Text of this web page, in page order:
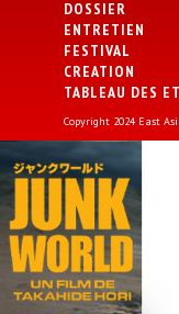
DOSSIER
ENTRETIEN
FESTIVAL
CREATION
TABLEAU DES
Copyright 2024 East